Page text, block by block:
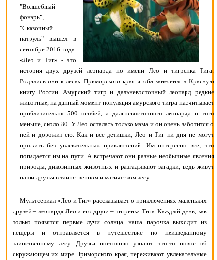
"Волшебный
фонарь",
"Сказочный
патруль" вышел в
сентябре 2016 года.
«Лео и Тиг» - это
история двух друзей леопарда по имени Лео и тигренка Тига.
Родились они в лесах Приморского края и оба занесены в Красную
книгу России. Амурский тигр и дальневосточный леопард редкие
животные, на данный момент популяция амурского тигра насчитывает
приблизительно 500 особей, а дальневосточного леопарда и того
меньше, около 80. У Лео осталась только мама и он очень заботится о
ней и дорожит ею. Как и все детишки, Лео и Тиг ни дня не могут
прожить без увлекательных приключений. Им интересно все, что
попадается им на пути. А встречают они разные необычные явления
природы, диковинных животных и разгадывают загадки, ведь живут
наши друзья в таинственном и магическом лесу.
Мультсериал «Лео и Тиг» рассказывает о приключениях маленьких
друзей – леопарда Лео и его друга – тигренка Тига. Каждый день, как
только появятся первые лучи солнца, наша парочка выходит из
пещеры и отправляется в путешествие по неизведанному
таинственному лесу. Друзья постоянно узнают что-то новое об
окружающем их мире Приморского края, переживают увлекательные